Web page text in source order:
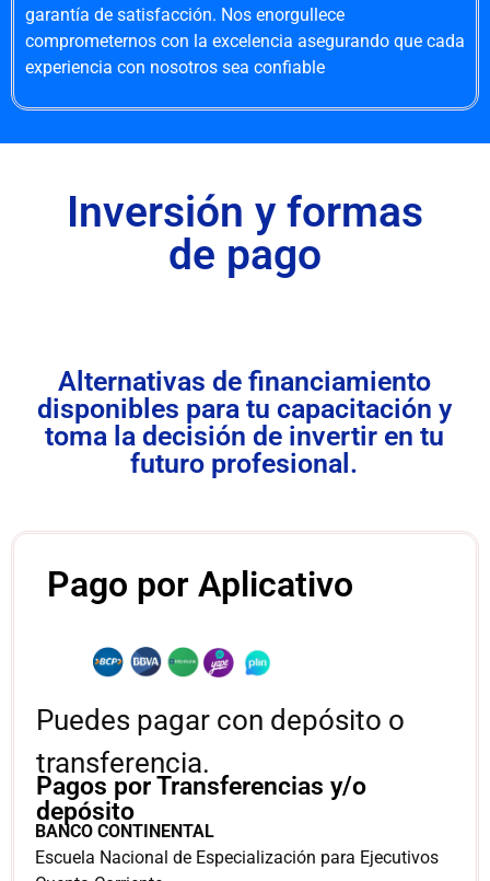
garantía de satisfacción. Nos enorgullece
comprometernos con la excelencia asegurando que cada
experiencia con nosotros sea confiable
Inversión y formas
de pago
Alternativas de financiamiento
disponibles para tu capacitación y
toma la decisión de invertir en tu
futuro profesional.
Pago por Aplicativo
Puedes pagar con depósito o
transferencia.
BANCO CONTINENTAL
Escuela Nacional de Especialización para Ejecutivos
Pagos por Transferencias y/o
depósito